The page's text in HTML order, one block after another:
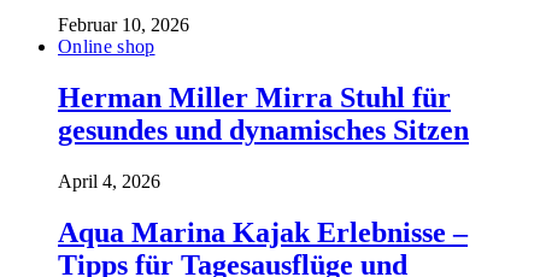
Februar 10, 2026
Online shop
Herman Miller Mirra Stuhl für
gesundes und dynamisches Sitzen
April 4, 2026
Aqua Marina Kajak Erlebnisse –
Tipps für Tagesausflüge und